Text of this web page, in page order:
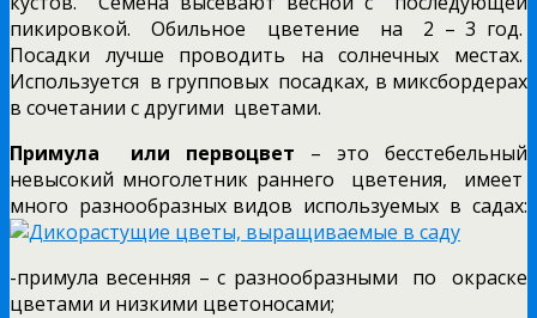
пикировкой. Обильное цветение на 2 – 3 год.
Посадки лучше проводить на солнечных местах.
Используется в групповых посадках, в миксбордерах
в сочетании с другими цветами.
Примула или первоцвет – это бесстебельный
невысокий многолетник раннего цветения, имеет
много разнообразных видов используемых в садах:
-примула весенняя – с разнообразными по окраске
цветами и низкими цветоносами;